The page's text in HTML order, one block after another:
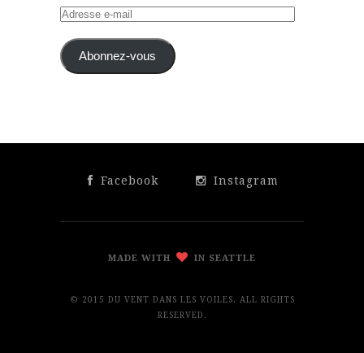
Adresse
mail Abonnez-vous
Facebook Instagram
MADE WITH IN SEATTLE
© 2015 DU VENT DANS LES VOILES. ALL RIGHTS
RESERVED.